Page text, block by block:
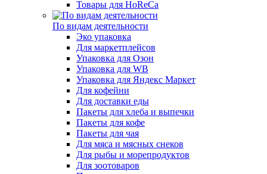
Товары для HoReCa
По видам деятельности
Эко упаковка
Для маркетплейсов
Упаковка для Озон
Упаковка для WB
Упаковка для Яндекс Маркет
Для кофейни
Для доставки еды
Пакеты для хлеба и выпечки
Пакеты для кофе
Пакеты для чая
Для мяса и мясных снеков
Для рыбы и морепродуктов
Для зоотоваров